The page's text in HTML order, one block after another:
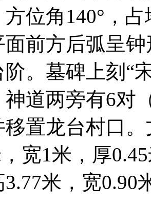
方位角140°，
面前方后弧呈
阶。墓碑上刻“
道两旁有6对
移置龙台村口
宽1米，厚
米，宽0.90